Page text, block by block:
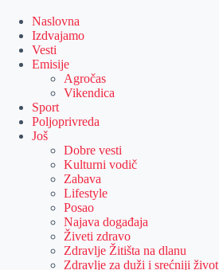
content
Naslovna
Izdvajamo
Vesti
Emisije
Agročas
Vikendica
Sport
Poljoprivreda
Još
Dobre vesti
Kulturni vodič
Zabava
Lifestyle
Posao
Najava događaja
Živeti zdravo
Zdravlje Žitišta na dlanu
Zdravlje za duži i srećniji život